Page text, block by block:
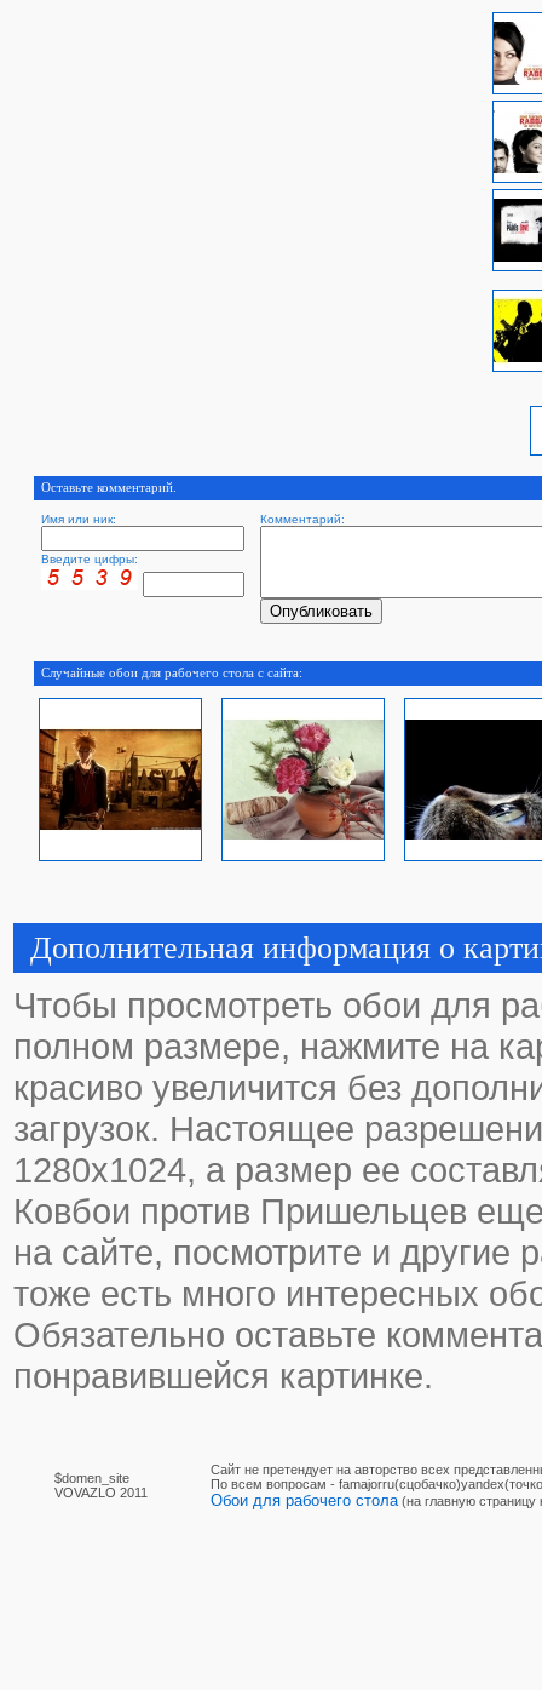
Оставьте комментарий.
Имя или ник: Комментарий:
Введите цифры:
Случайные обои для рабочего стола с сайта:
Дополнительная информация о
Чтобы просмотреть обои для
полном размере, нажмите на
красиво увеличится без
загрузок. Настоящее
1280х1024, а размер ее
Ковбои против Пришельцев
на сайте, посмотрите и другие
тоже есть много интересных
Обязательно оставьте
понравившейся картинке.
$domen_site
VOVAZLO 2011
Сайт не претендует на авторство всех
По вcем вопросам -
Обои для рабочего стола (на главную страницу